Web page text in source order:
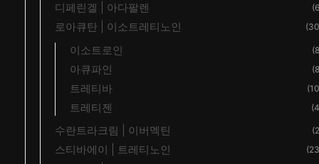
디페린겔 | 아다팔렌
로아큐탄 | 이소트레티노인
이소트로인
아큐파인
트레티바
트레티젠
수란트라크림 | 이버멕틴
스티바에이 | 트레티노인